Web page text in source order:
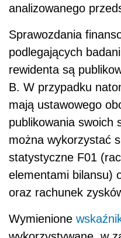
analizowanego
Sprawozdania
podlegających
rewidenta są
B. W przypadku
mają ustawowego
publikowania swoich
można wykorzystać
statystyczne F01
elementami bilansu)
oraz rachunek
Wymienione